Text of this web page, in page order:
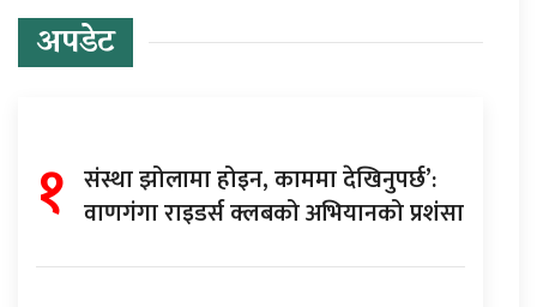
अपडेट
१ संस्था झोलामा होइन, काममा देखिनुपर्छ’:
वाणगंगा राइडर्स क्लबको अभियानको प्रशंसा